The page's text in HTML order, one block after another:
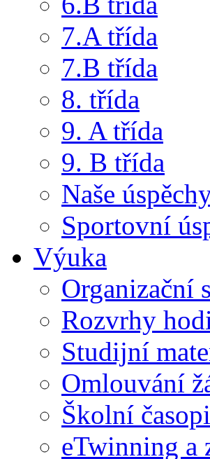
7.A třída
7.B třída
8. třída
9. A třída
9. B třída
Naše
Sportovní
Výuka
Organizační
Rozvrhy
Studijní
Omlouvání
Školní
eTwinning a